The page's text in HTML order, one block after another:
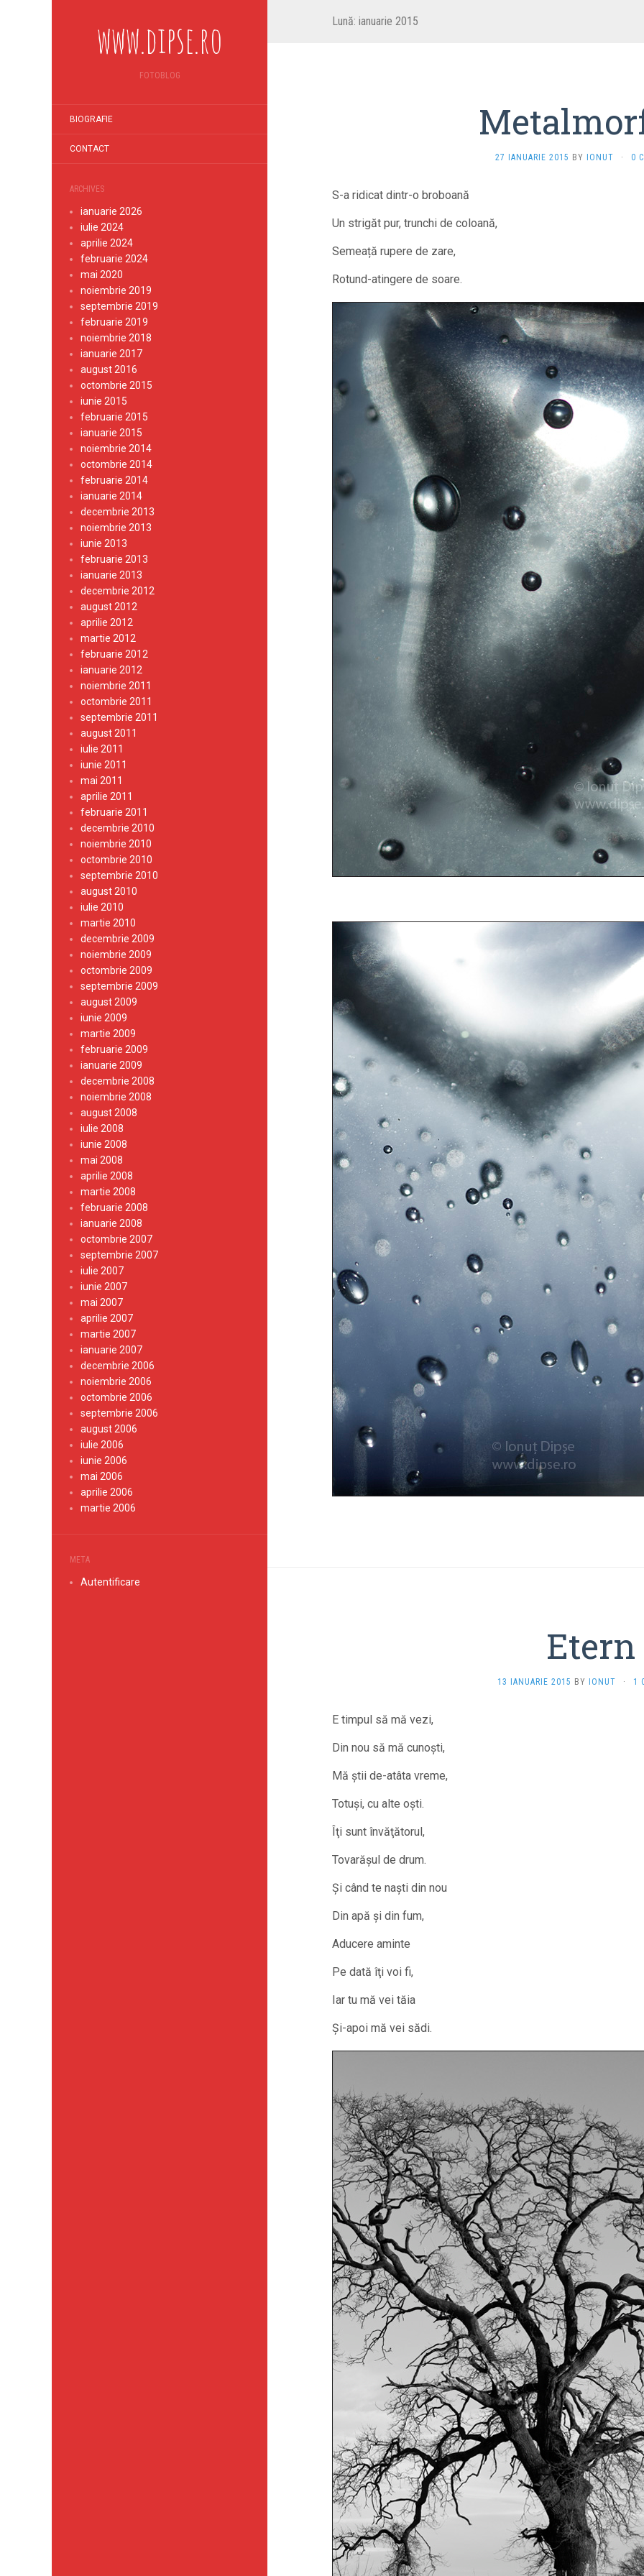
www.dipse.ro
FOTOBLOG
BIOGRAFIE
CONTACT
ARCHIVES
ianuarie 2026
iulie 2024
aprilie 2024
februarie 2024
mai 2020
noiembrie 2019
septembrie 2019
februarie 2019
noiembrie 2018
ianuarie 2017
august 2016
octombrie 2015
iunie 2015
februarie 2015
ianuarie 2015
noiembrie 2014
octombrie 2014
februarie 2014
ianuarie 2014
decembrie 2013
noiembrie 2013
iunie 2013
februarie 2013
ianuarie 2013
decembrie 2012
august 2012
aprilie 2012
martie 2012
februarie 2012
ianuarie 2012
noiembrie 2011
octombrie 2011
septembrie 2011
august 2011
iulie 2011
iunie 2011
mai 2011
aprilie 2011
februarie 2011
decembrie 2010
noiembrie 2010
octombrie 2010
septembrie 2010
august 2010
iulie 2010
martie 2010
decembrie 2009
noiembrie 2009
octombrie 2009
septembrie 2009
august 2009
iunie 2009
martie 2009
februarie 2009
ianuarie 2009
decembrie 2008
noiembrie 2008
august 2008
iulie 2008
iunie 2008
mai 2008
aprilie 2008
martie 2008
februarie 2008
ianuarie 2008
octombrie 2007
septembrie 2007
iulie 2007
iunie 2007
mai 2007
aprilie 2007
martie 2007
ianuarie 2007
decembrie 2006
noiembrie 2006
octombrie 2006
septembrie 2006
august 2006
iulie 2006
iunie 2006
mai 2006
aprilie 2006
martie 2006
META
Autentificare
Lună: ianuarie 2015
27 IANUARIE 2015 BY IONUT · 0
S-a ridicat dintr-o broboană
Un strigăt pur, trunchi de coloană,
Semeață rupere de zare,
Rotund-atingere de soare.
Etern
13 IANUARIE 2015 BY IONUT · 1
E timpul să mă vezi,
Din nou să mă cunoşti,
Mă ştii de-atâta vreme,
Totuşi, cu alte oşti.
Îţi sunt învăţătorul,
Tovarăşul de drum.
Şi când te naşti din nou
Din apă şi din fum,
Aducere aminte
Pe dată îţi voi fi,
Iar tu mă vei tăia
Şi-apoi mă vei sădi.